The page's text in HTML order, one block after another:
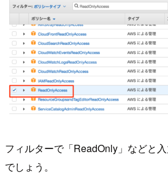
フィルターで「ReadOnly」などと
でしょう。